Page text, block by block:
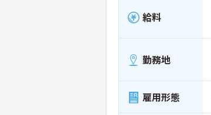
給料
勤務地
雇用形態